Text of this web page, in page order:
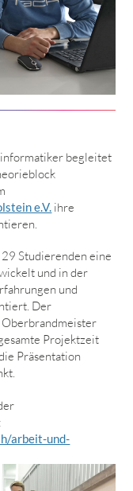
begleitet
e.V. ihre
Studierenden eine
und in der
und
Der
Projektzeit
Präsentation
arbeit-und-